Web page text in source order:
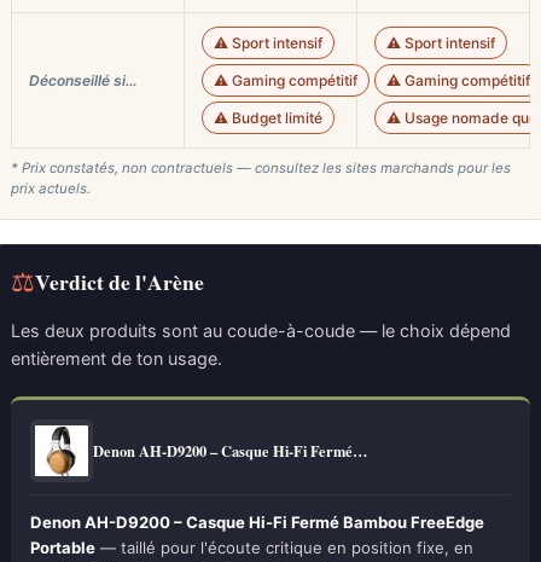
Déconseillé si…
⚠️ Sport intensif
⚠️ Gaming compétitif
⚠️ Budget limité
⚠️ Sport intensif
⚠️ Gaming compétitif
⚠️ Usage nomade
* Prix constatés, non contractuels — consultez les sites marchands pour les
prix actuels.
⚖Verdict de l'Arène
Les deux produits sont au coude-à-coude — le choix dépend
entièrement de ton usage.
Denon AH-D9200 – Casque Hi-Fi Fermé…
Denon AH-D9200 – Casque Hi-Fi Fermé Bambou FreeEdge
Portable — taillé pour l'écoute critique en position fixe, en